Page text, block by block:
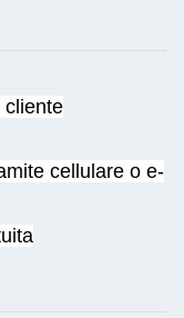
cliente
cellulare o e-